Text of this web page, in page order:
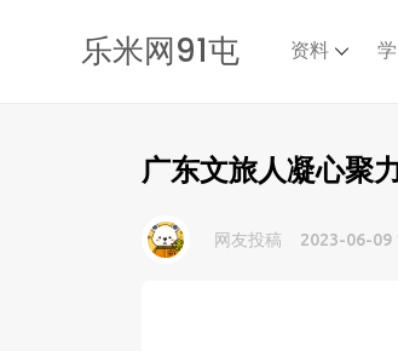
乐米网91屯 资料
广东文旅人凝心聚
网友投稿 2023-06-09